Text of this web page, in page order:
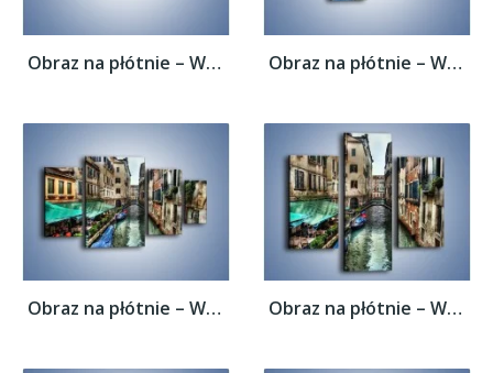
Obraz na płótnie – Wenecka uliczka w... Obraz na płótnie – Wenecka uliczka w...
Obraz na płótnie – Wenecka uliczka w... Obraz na płótnie – Wenecka uliczka w...